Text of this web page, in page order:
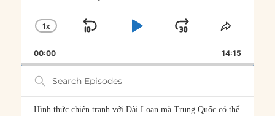
CHANGE
RATE
1X
SKIP
PLAYJUMP
FORWARD
SHARE
00:00 14:15
Search
Episodes
Hình thức chiến tranh với Đài Loan mà Trung Quốc có thể